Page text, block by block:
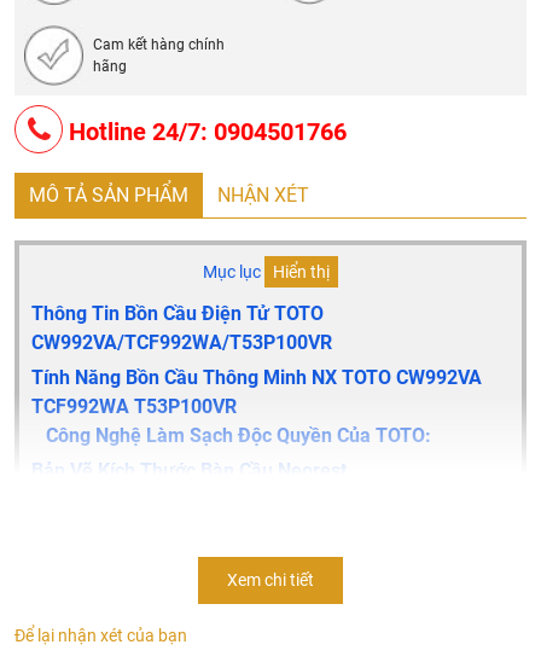
Cam kết hàng chính
hãng
Hotline 24/7: 0904501766
MÔ TẢ SẢN PHẨM NHẬN XÉT
Mục lục Hiển thị
Thông Tin Bồn Cầu Điện Tử TOTO
CW992VA/TCF992WA/T53P100VR
Tính Năng Bồn Cầu Thông Minh NX TOTO CW992VA
TCF992WA T53P100VR
Công Nghệ Làm Sạch Độc Quyền Của TOTO:
Bản Vẽ Kích Thước Bàn Cầu Neorest
NEOREST XH I thuộc dòng bàn cầu
cao cấp của TOTO nhận được giải thưởng quốc tế danh giá
IF Design Award 2014. Lấy sự phá cách làm điểm nhấn,
sản phẩm được cấu thành từ những đường thẳng sắc nét và
Xem chi tiết
Để lại nhận xét của bạn